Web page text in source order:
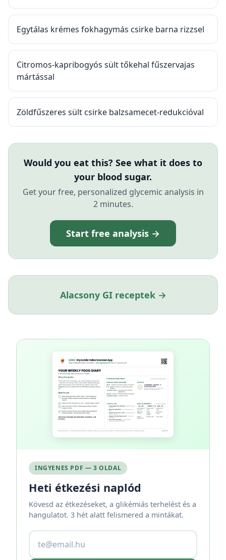
Egytálas krémes fokhagymás csirke barna rizzsel
Citromos-kapribogyós sült tőkehal fűszervajas
mártással
Zöldfűszeres sült csirke balzsamecet-redukcióval
Would you eat this? See what it does to
your blood sugar.
Get your free, personalized glycemic analysis in
2 minutes.
Start free analysis →
Alacsony GI receptek →
INGYENES PDF — 3 OLDAL
Heti étkezési naplód
Kövesd az étkezéseket, a glikémiás terhelést és a
hangulatot. 3 hét alatt felismered a mintákat.